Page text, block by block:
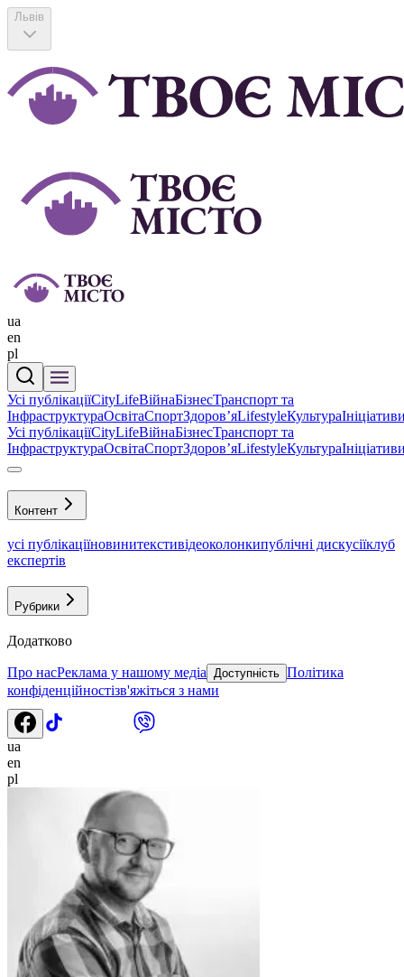
Львів
ua
en
pl
Усі публікаціїCityLifeВійнаБізнесТранспорт та
ІнфраструктураОсвітаСпортЗдоровʼяLifestyleКультура
Усі публікаціїCityLifeВійнаБізнесТранспорт та
ІнфраструктураОсвітаСпортЗдоровʼяLifestyleКультура
Контент
усі публікаціїновинитекстивідеоколонкипублічні дискусіїклуб
експертів
Рубрики
Додатково
Про насРеклама у нашому медіа Доступність Політика
конфіденційностізв'яжіться з нами
ua
en
pl